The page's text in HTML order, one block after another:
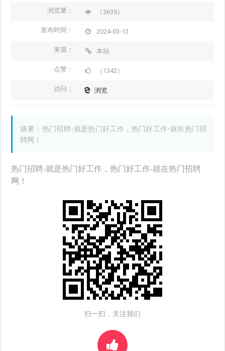
浏览量： （3635）
发布时间： 2024-03-13
来源： 本站
点赞： （1342）
访问： 浏览
摘要：热门招聘-就是热门好工作，热门好工作-就在热门招
聘网！
热门招聘-就是热门好工作，热门好工作-就在热门招聘
网！
扫一扫，关注我们